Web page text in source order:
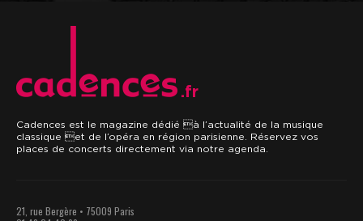
.fr
Cadences est le magazine dédié à l’actualité de la musique
classique et de l’opéra en région parisienne. Réservez vos
places de concerts directement via notre agenda.
21, rue Bergère • 75009 Paris